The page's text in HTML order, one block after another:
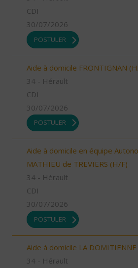
CDI
30/07/2026
POSTULER
Aide à domicile FRONTIGNAN
34 - Hérault
CDI
30/07/2026
POSTULER
Aide à domicile en équipe
MATHIEU de TREVIERS (H/F)
34 - Hérault
CDI
30/07/2026
POSTULER
Aide à domicile LA
34 - Hérault